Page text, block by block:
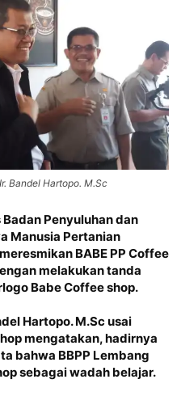
Bandel Hartopo. M.Sc
Penyuluhan dan
Manusia Pertanian
BABE PP Coffee
melakukan tanda
Babe Coffee shop.
Hartopo. M.Sc usai
mengatakan, hadirnya
bahwa BBPP Lembang
sebagai wadah belajar.